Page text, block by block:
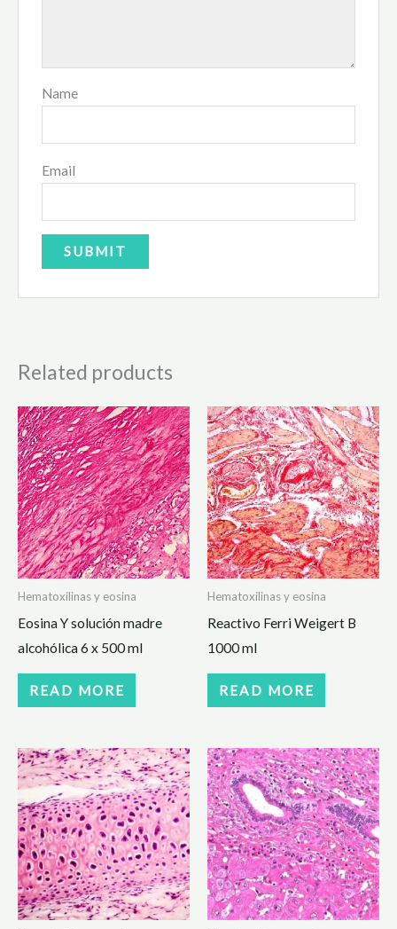
Name
Email
Related products
Hematoxilinas y eosina
Eosina Y solución madre
alcohólica 6 x 500 ml
READ MORE
Hematoxilinas y eosina
Reactivo Ferri Weigert B
1000 ml
READ MORE